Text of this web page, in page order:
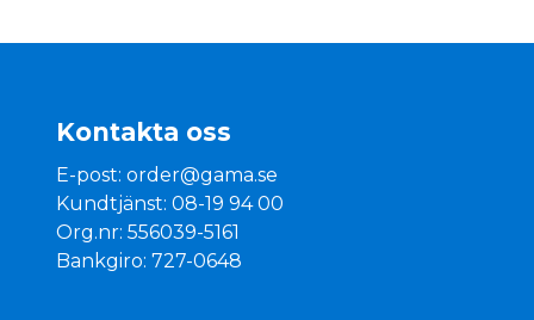
Kontakta oss
E-post:order@gama.se
Kundtjänst: 08-19 94 00
Org.nr: 556039-5161
Bankgiro: 727-0648